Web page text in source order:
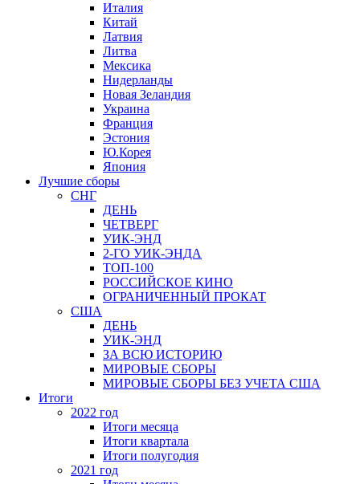
Италия
Китай
Латвия
Литва
Мексика
Нидерланды
Новая Зеландия
Украина
Франция
Эстония
Ю.Корея
Япония
Лучшие сборы
СНГ
ДЕНЬ
ЧЕТВЕРГ
УИК-ЭНД
2-ГО УИК-ЭНДА
ТОП-100
РОССИЙСКОЕ КИНО
ОГРАНИЧЕННЫЙ ПРОКАТ
США
ДЕНЬ
УИК-ЭНД
ЗА ВСЮ ИСТОРИЮ
МИРОВЫЕ СБОРЫ
МИРОВЫЕ СБОРЫ БЕЗ УЧЕТА США
Итоги
2022 год
Итоги месяца
Итоги квартала
Итоги полугодия
2021 год